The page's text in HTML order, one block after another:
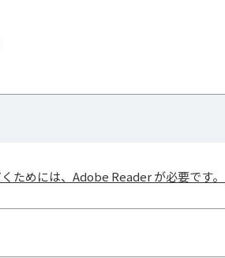
ためには、Adobe Reader が必要です。